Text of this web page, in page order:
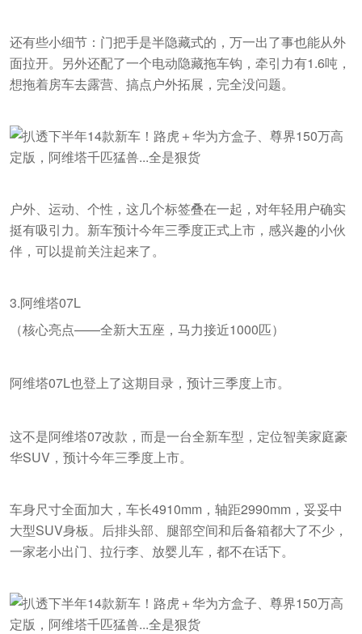
还有些小细节：门把手是半隐藏式的，万一出了事也能从外
面拉开。另外还配了一个电动隐藏拖车钩，牵引力有1.6吨，
想拖着房车去露营、搞点户外拓展，完全没问题。
户外、运动、个性，这几个标签叠在一起，对年轻用户确实
挺有吸引力。新车预计今年三季度正式上市，感兴趣的小伙
伴，可以提前关注起来了。
3.阿维塔07L
（核心亮点——全新大五座，马力接近1000匹）
阿维塔07L也登上了这期目录，预计三季度上市。
这不是阿维塔07改款，而是一台全新车型，定位智美家庭豪
华SUV，预计今年三季度上市。
车身尺寸全面加大，车长4910mm，轴距2990mm，妥妥中
大型SUV身板。后排头部、腿部空间和后备箱都大了不少，
一家老小出门、拉行李、放婴儿车，都不在话下。